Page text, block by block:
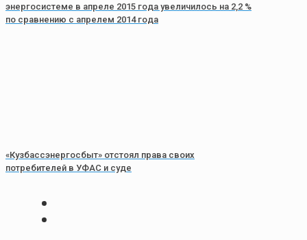
энергосистеме в апреле 2015 года увеличилось на 2,2 %
по сравнению с апрелем 2014 года
«Кузбассэнергосбыт» отстоял права своих
потребителей в УФАС и суде